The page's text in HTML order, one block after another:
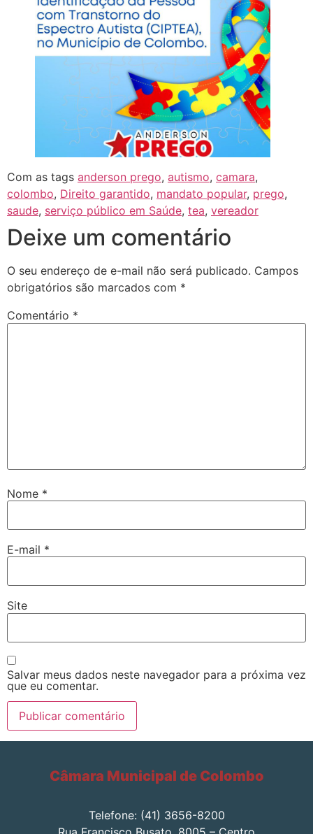
Com as tags anderson prego, autismo, camara,
colombo, Direito garantido, mandato popular, prego,
saude, serviço público em Saúde, tea, vereador
Deixe um comentário
O seu endereço de e-mail não será publicado. Campos
obrigatórios são marcados com *
Comentário *
Nome *
E-mail *
Site
Salvar meus dados neste navegador para a próxima vez
que eu comentar.
Câmara Municipal de Colombo
Telefone: (41) 3656-8200